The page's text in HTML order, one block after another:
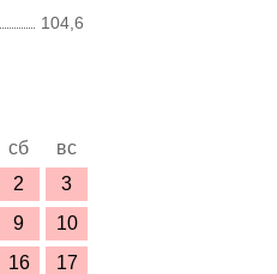
104,6
сб
вс
2
3
9
10
16
17